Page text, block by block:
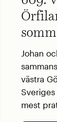
Johan
västra
mest